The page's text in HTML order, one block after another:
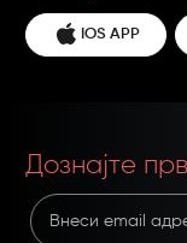
IOS APP
Дознајте